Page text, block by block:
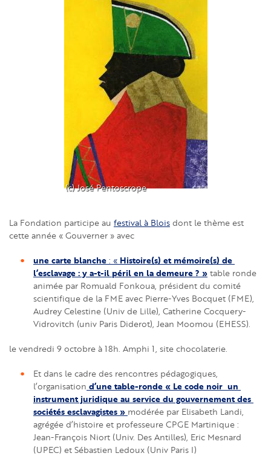
(c) José Pentoscrope
La Fondation participe au festival à Blois dont le thème est
cette année « Gouverner » avec
une carte blanche : « Histoire(s) et mémoire(s) de
l’esclavage : y a-t-il péril en la demeure ? » table ronde
animée par Romuald Fonkoua, président du comité
scientifique de la FME avec Pierre-Yves Bocquet (FME),
Audrey Celestine (Univ de Lille), Catherine Cocquery-
Vidrovitch (univ Paris Diderot), Jean Moomou (EHESS).
le vendredi 9 octobre à 18h. Amphi 1, site chocolaterie.
Et dans le cadre des rencontres pédagogiques,
l’organisation d’une table-ronde« Le code noir  un
instrument juridique au service du gouvernement des
sociétés esclavagistes » modérée par Elisabeth Landi,
agrégée d’histoire et professeure CPGE Martinique :
Jean-François Niort (Univ. Des Antilles), Eric Mesnard
(UPEC) et Sébastien Ledoux (Univ Paris I)